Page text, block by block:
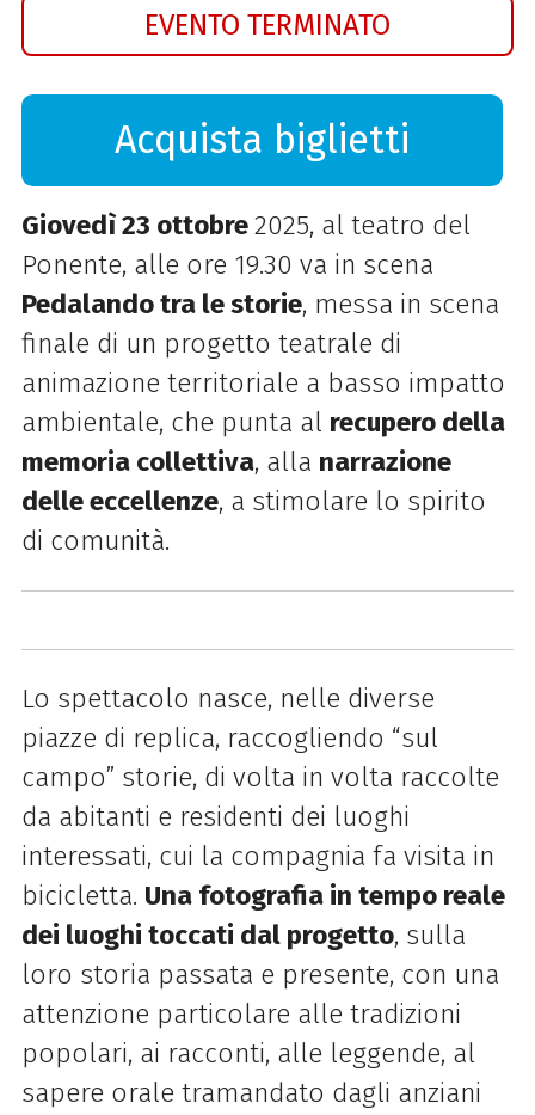
EVENTO TERMINATO
Acquista biglietti
Giovedì 23 ottobre2025, al teatro del
Ponente, alle ore 19.30 va in scena
Pedalando tra le storie, messa in scena
finale di un progetto teatrale di
animazione territoriale a basso impatto
ambientale, che punta al recupero della
memoria collettiva, alla narrazione
delle eccellenze, a stimolare lo spirito
di comunità.
Lo spettacolo nasce, nelle diverse
piazze di replica, raccogliendo “sul
campo” storie, di volta in volta raccolte
da abitanti e residenti dei luoghi
interessati, cui la compagnia fa visita in
bicicletta. Una fotografia in tempo reale
dei luoghi toccati dal progetto, sulla
loro storia passata e presente, con una
attenzione particolare alle tradizioni
popolari, ai racconti, alle leggende, al
sapere orale tramandato dagli anziani